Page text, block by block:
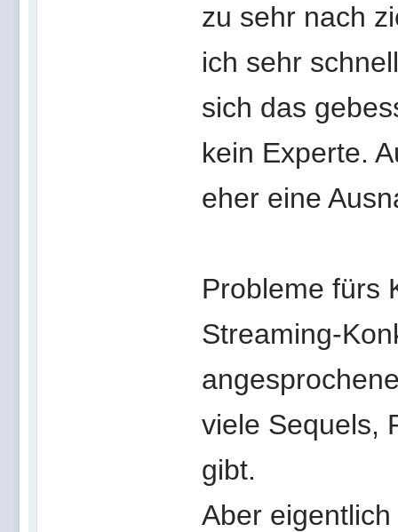
zu sehr nach
ich sehr
sich das
kein Experte.
eher eine
Probleme fürs
Streaming-
viele Sequels,
gibt.
Aber